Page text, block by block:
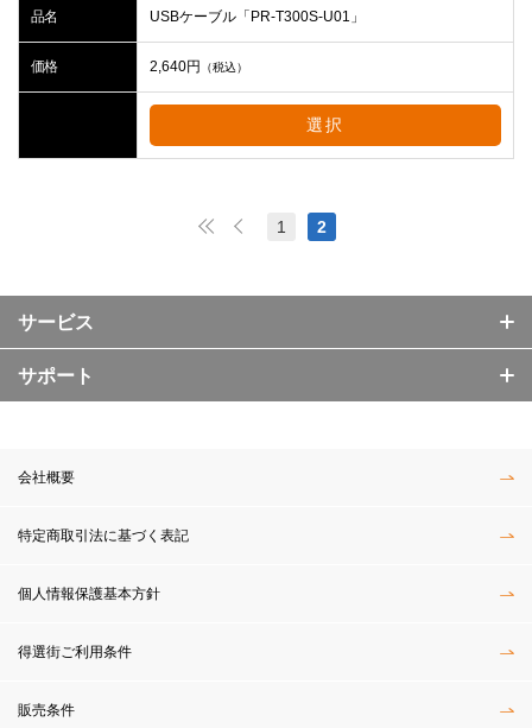
品名 USBケーブル「PR-T300S-U01」
価格 2,640円 （税込）
選択
1 2
サービス
サポート
会社概要
特定商取引法に基づく表記
個人情報保護基本方針
得選街ご利用条件
販売条件